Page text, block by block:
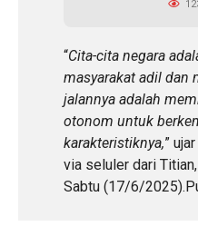
“Cita-cita negara
masyarakat adil dan
jalannya adalah
otonom untuk
karakteristiknya,”
via seluler dari
Sabtu (17/6/